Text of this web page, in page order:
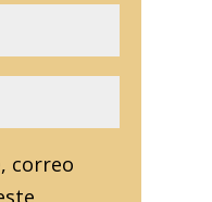
correo